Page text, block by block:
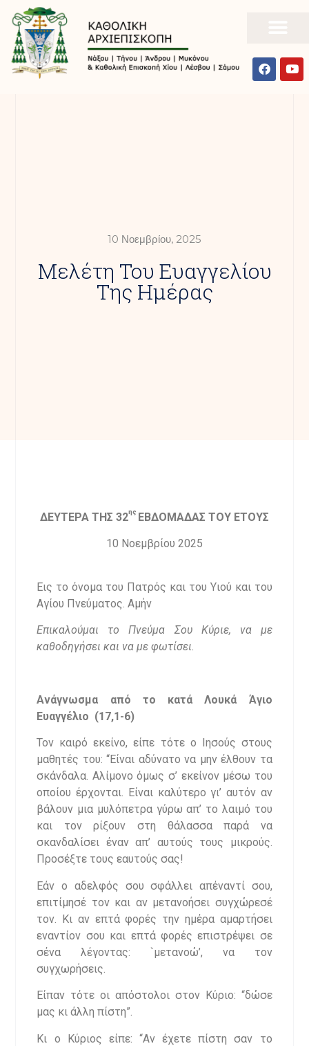
10 Νοεμβρίου, 2025
Mελέτη Του Ευαγγελίου
Της Ημέρας
ΔΕΥΤΕΡΑ ΤΗΣ 32ης ΕΒΔΟΜΑΔΑΣ ΤΟΥ ΕΤΟΥΣ
10 Νοεμβρίου 2025
Εις το όνομα του Πατρός και του Υιού και του
Αγίου Πνεύματος. Αμήν
Επικαλούμαι το Πνεύμα Σου Κύριε, να με
καθοδηγήσει και να με φωτίσει.
Ανάγνωσμα από το κατά Λουκά Άγιο
Ευαγγέλιο (17,1-6)
Τον καιρό εκείνο, είπε τότε ο Ιησούς στους
μαθητές του: “Είναι αδύνατο να μην έλθουν τα
σκάνδαλα. Αλίμονο όμως σ’ εκείνον μέσω του
οποίου έρχονται. Είναι καλύτερο γι’ αυτόν αν
βάλουν μια μυλόπετρα γύρω απ’ το λαιμό του
και τον ρίξουν στη θάλασσα παρά να
σκανδαλίσει έναν απ’ αυτούς τους μικρούς.
Προσέξτε τους εαυτούς σας!
Εάν ο αδελφός σου σφάλλει απέναντί σου,
επιτίμησέ τον και αν μετανοήσει συγχώρεσέ
τον. Κι αν επτά φορές την ημέρα αμαρτήσει
εναντίον σου και επτά φορές επιστρέψει σε
σένα λέγοντας: `μετανοώ’, να τον
συγχωρήσεις.
Είπαν τότε οι απόστολοι στον Κύριο: “δώσε
μας κι άλλη πίστη”.
Κι ο Κύριος είπε: “Αν έχετε πίστη σαν το